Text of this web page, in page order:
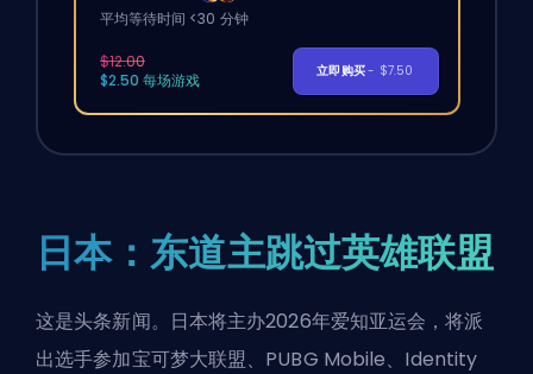
平均等待时间 <30 分钟
$12.00
$2.50 每场游戏
立即购买- $7.50
日本：东道主跳过英雄联盟
这是头条新闻。日本将主办2026年爱知亚运会，将派
出选手参加宝可梦大联盟、PUBG Mobile、Identity